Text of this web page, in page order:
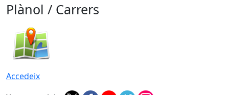
Plànol / Carrers
Accedeix